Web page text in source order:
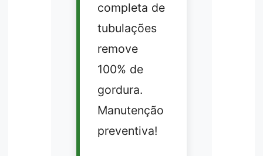
completa de
tubulações
remove
100% de
gordura.
Manutenção
preventiva!